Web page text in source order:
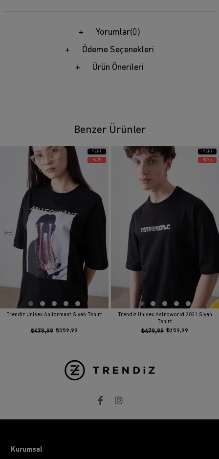
Yorumlar(0)
Ödeme Seçenekleri
Ürün Önerileri
Benzer Ürünler
Trendiz Unisex Aniformant Siyah Tshirt
₺359,99
₺479,99
YENI
ÜRÜN
%25
Trendiz Unisex Astroworld 2021 Siyah
Tshirt
₺359,99
₺479,99
YENI
ÜRÜN
%25
Kurumsal